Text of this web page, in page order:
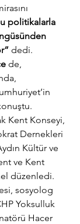
politikalarla
dedi.
de,
Kent Konseyi,
Dernekleri
Kültür ve
ve Kent
düzenledi.
sosyolog
Yoksulluk
Hacer